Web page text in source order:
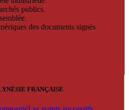
publics.
des documents signés
FRANÇAISE